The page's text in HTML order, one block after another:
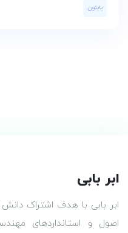
پایتون
ابر بابی
ابر بابی با هدف اشتراک دانش
اصول و استانداردهای